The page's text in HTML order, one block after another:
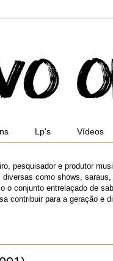
Lp's Vídeos
pesquisador e produtor
como shows,
o conjunto entrelaçado de
contribuir para a geração e